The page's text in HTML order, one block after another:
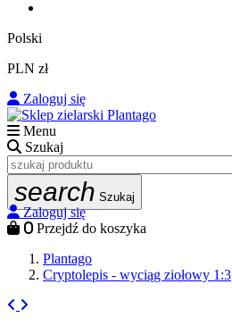
Polski
PLN zł
Zaloguj się
Menu
Szukaj
search Szukaj
Zaloguj się
0 Przejdź do koszyka
Plantago
Cryptolepis - wyciąg ziołowy 1:3